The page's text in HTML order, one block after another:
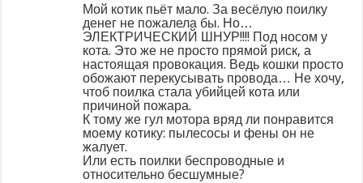
Мой котик пьёт мало. За весёлую поилку
денег не пожалела бы. Но…
ЭЛЕКТРИЧЕСКИЙ ШНУР!!!! Под носом у
кота. Это же не просто прямой риск, а
настоящая провокация. Ведь кошки просто
обожают перекусывать провода… Не хочу,
чтоб поилка стала убийцей кота или
причиной пожара.
К тому же гул мотора вряд ли понравится
моему котику: пылесосы и фены он не
жалует.
Или есть поилки беспроводные и
относительно бесшумные?